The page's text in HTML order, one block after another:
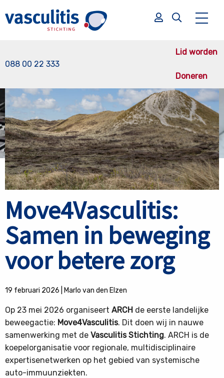
088 00 22 333
Lid worden
Doneren
Zoek
Zoek
Move4Vasculitis:
Samen in beweging
voor betere zorg
19 februari 2026 Marlo van den Elzen
Op 23 mei 2026 organiseert ARCH de eerste landelijke
beweegactie: Move4Vasculitis. Dit doen wij in nauwe
samenwerking met de Vasculitis Stichting. ARCH is de
koepelorganisatie voor regionale, multidisciplinaire
expertisenetwerken op het gebied van systemische
auto-immuunziekten.